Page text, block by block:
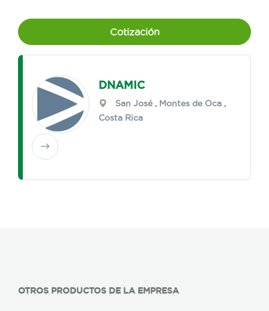
Cotización
DNAMIC
San José , Montes de Oca ,
Costa Rica
OTROS PRODUCTOS DE LA EMPRESA